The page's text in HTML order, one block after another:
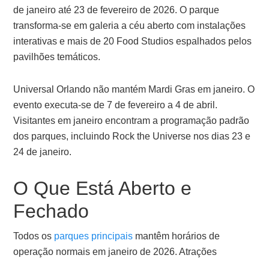
de janeiro até 23 de fevereiro de 2026. O parque
transforma-se em galeria a céu aberto com instalações
interativas e mais de 20 Food Studios espalhados pelos
pavilhões temáticos.
Universal Orlando não mantém Mardi Gras em janeiro. O
evento executa-se de 7 de fevereiro a 4 de abril.
Visitantes em janeiro encontram a programação padrão
dos parques, incluindo Rock the Universe nos dias 23 e
24 de janeiro.
O Que Está Aberto e
Fechado
Todos os parques principais mantêm horários de
operação normais em janeiro de 2026. Atrações